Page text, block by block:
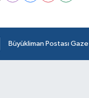
Büyükliman Postası